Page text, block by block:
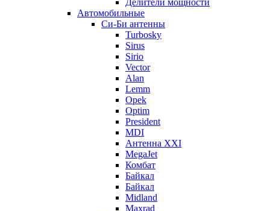
Делители мощности
Автомобильные
Си-Би антенны
Turbosky
Sirus
Sirio
Vector
Alan
Lemm
Opek
Optim
President
MDI
Антенна XXI
MegaJet
Комбат
Байкал
Байкал
Midland
Maxrad